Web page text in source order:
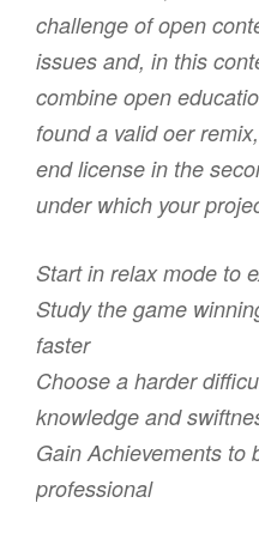
challenge of open
issues and, in this
combine open
found a valid oer
end license in the
under which your
Start in relax mode to
Study the game
faster
Choose a harder
knowledge and
Gain Achievements to
professional